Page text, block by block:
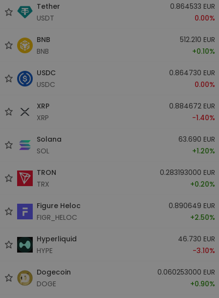
Tether
USDT
0.864533 EUR
0.00%
BNB
BNB
512.210 EUR
+0.10%
USDC
USDC
0.864730 EUR
0.00%
XRP
XRP
0.884672 EUR
-1.40%
Solana
SOL
63.690 EUR
+1.20%
TRON
TRX
0.283193000 EUR
+0.20%
Figure Heloc
FIGR_HELOC
0.890649 EUR
+2.50%
Hyperliquid
HYPE
46.730 EUR
-3.10%
Dogecoin
DOGE
0.060253000 EUR
+0.90%